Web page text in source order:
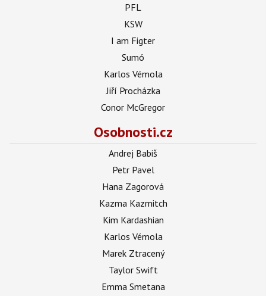
PFL
KSW
I am Figter
Sumó
Karlos Vémola
Jiří Procházka
Conor McGregor
Osobnosti.cz
Andrej Babiš
Petr Pavel
Hana Zagorová
Kazma Kazmitch
Kim Kardashian
Karlos Vémola
Marek Ztracený
Taylor Swift
Emma Smetana